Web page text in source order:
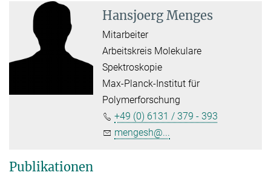
Hansjoerg Menges
Mitarbeiter
Arbeitskreis Molekulare
Spektroskopie
Max-Planck-Institut für
Polymerforschung
+49 (0) 6131 / 379 - 393
mengesh@...
Publikationen